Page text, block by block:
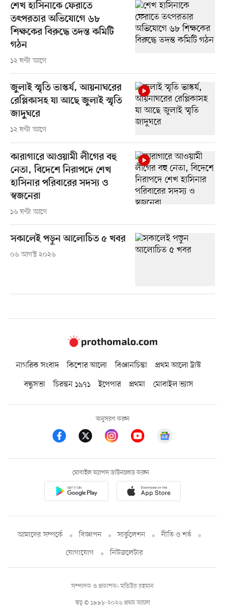
শেখ হাসিনাকে ফেরাতে
তৎপরতার অভিযোগে ৬৮
শিক্ষকের বিরুদ্ধে তদন্ত কমিটি
গঠন
১২ ঘণ্টা আগে
জুলাই স্মৃতি ভাস্কর্য, আয়নাঘরের
রেপ্লিকাসহ যা আছে জুলাই স্মৃতি
জাদুঘরে
১২ ঘণ্টা আগে
কারাগারে আওয়ামী লীগের বহু
নেতা, বিদেশে নিরাপদে শেখ
হাসিনার পরিবারের সদস্য ও
স্বজনেরা
১৬ ঘণ্টা আগে
সকালেই পড়ুন আলোচিত ৫ খবর
০৬ আগস্ট ২০২৬
নাগরিক সংবাদ কিশোর আলো বিজ্ঞানচিন্তা
প্রথম আলো ট্রাস্ট
বন্ধুসভা
চিরন্তন ১৯৭১ ইপেপার প্রথমা মোবাইল ভ্যাস
অনুসরণ করুন
মোবাইল অ্যাপস ডাউনলোড করুন
আমাদের সম্পর্কে বিজ্ঞাপন সার্কুলেশন
নীতি ও শর্ত
যোগাযোগ
নিউজলেটার
স্বত্ব © ১৯৯৮-২০২৬ প্রথম আলো
সম্পাদক ও প্রকাশক: মতিউর রহমান